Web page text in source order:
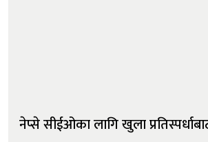
नेप्से सीईओका लागि खुला